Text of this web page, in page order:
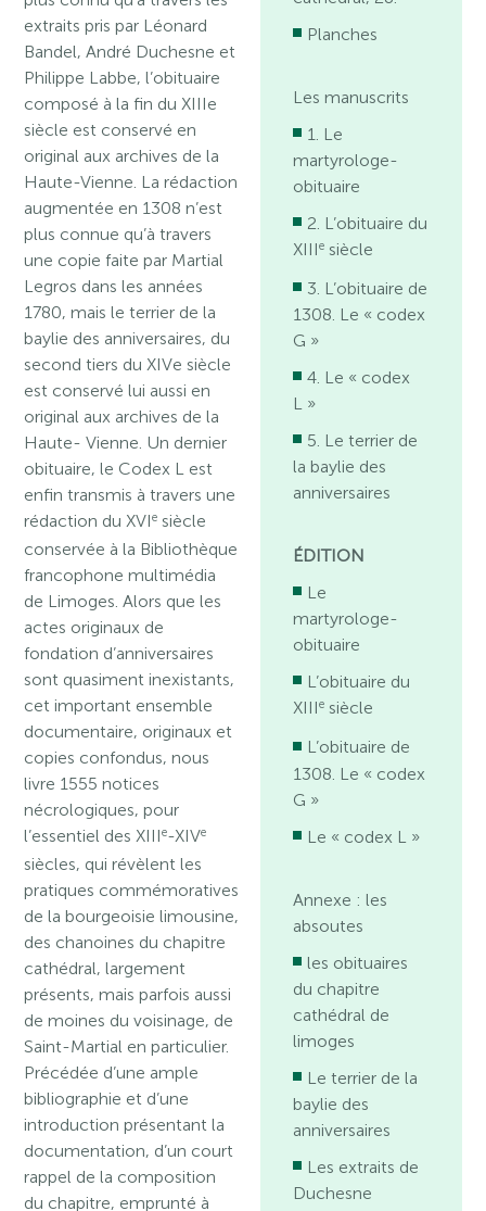
extraits pris par Léonard
Bandel, André Duchesne et
Philippe Labbe, l’obituaire
composé à la fin du XIIIe
siècle est conservé en
original aux archives de la
Haute-Vienne. La rédaction
augmentée en 1308 n’est
plus connue qu’à travers
une copie faite par Martial
Legros dans les années
1780, mais le terrier de la
baylie des anniversaires, du
second tiers du XIVe siècle
est conservé lui aussi en
original aux archives de la
Haute- Vienne. Un dernier
obituaire, le Codex L est
enfin transmis à travers une
rédaction du XVIe siècle
conservée à la Bibliothèque
francophone multimédia
de Limoges. Alors que les
actes originaux de
fondation d’anniversaires
sont quasiment inexistants,
cet important ensemble
documentaire, originaux et
copies confondus, nous
livre 1555 notices
nécrologiques, pour
l’essentiel des XIIIe-XIVe
siècles, qui révèlent les
pratiques commémoratives
de la bourgeoisie limousine,
des chanoines du chapitre
cathédral, largement
présents, mais parfois aussi
de moines du voisinage, de
Saint-Martial en particulier.
Précédée d’une ample
bibliographie et d’une
introduction présentant la
documentation, d’un court
rappel de la composition
du chapitre, emprunté à
Planches
Les manuscrits
1. Le
martyrologe-
obituaire
2. L’obituaire du
XIIIe siècle
3. L’obituaire de
1308. Le « codex
G »
4. Le « codex
L »
5. Le terrier de
la baylie des
anniversaires
ÉDITION
Le
martyrologe-
obituaire
L’obituaire du
XIIIe siècle
L’obituaire de
1308. Le « codex
G »
Le « codex L »
Annexe : les
absoutes
les obituaires
du chapitre
cathédral de
limoges
Le terrier de la
baylie des
anniversaires
Les extraits de
Duchesne